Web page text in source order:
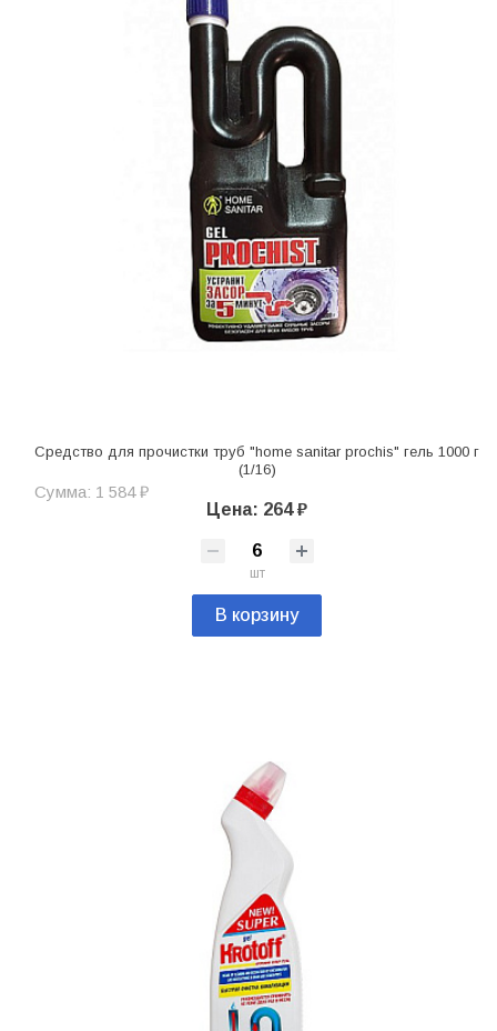
Средство для прочистки труб "home sanitar prochis" гель 1000 г
(1/16)
Сумма: 1 584 ₽
Цена: 264 ₽
шт
В корзину